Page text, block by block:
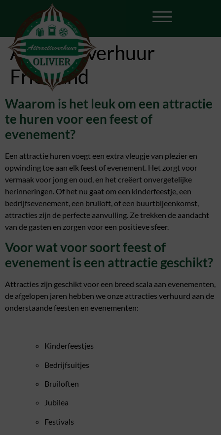
Attractieverhuur
Friesland
Waarom is het leuk om een attractie
te huren voor een feest of
evenement?
Een attractie huren voegt een extra vleugje van plezier en
opwinding toe aan elk feest of evenement. Het zorgt voor
vermaak voor jong en oud, en het creëert onvergetelijke
herinneringen. Of het nu gaat om een kinderfeestje, een
bedrijfsevenement, een bruiloft, of een buurtbijeenkomst,
attracties zijn de perfecte aanvulling. Ze trekken de aandacht
van de gasten en zorgen voor een positieve sfeer.
Voor wat voor soort feest of
evenement is een attractie geschikt?
Attracties zijn geschikt voor een breed scala aan evenementen,
de afgelopen jaren hebben we onze attracties verhuurd aan de
onderstaande feesten en evenementen:
Kinderfeestjes
Bedrijfsuitjes
Bruiloften
Jubilea
Festivals